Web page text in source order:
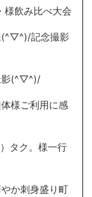
様飲み比べ大会
(^▽^)/記念撮影
影(^▽^)/
様ご利用に感
タク。様一行
か刺身盛り町